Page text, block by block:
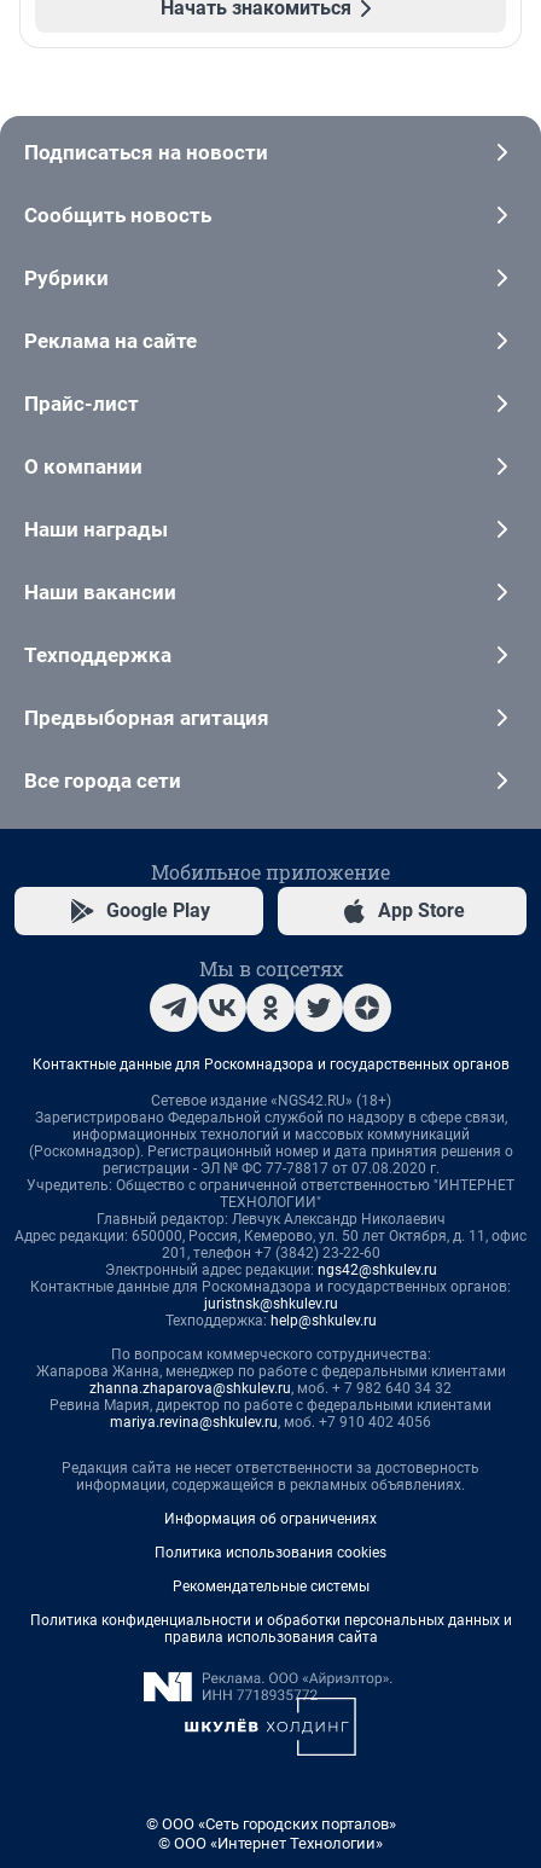
Начать знакомиться
Подписаться на новости
Сообщить новость
Рубрики
Реклама на сайте
Прайс-лист
О компании
Наши награды
Наши вакансии
Техподдержка
Предвыборная агитация
Все города сети
Мобильное приложение
Google Play App Store
Мы в соцсетях
Контактные данные для Роскомнадзора и государственных органов
Сетевое издание «NGS42.RU» (18+)
Зарегистрировано Федеральной службой по надзору в сфере связи,
информационных технологий и массовых коммуникаций
(Роскомнадзор). Регистрационный номер и дата принятия решения о
регистрации - ЭЛ № ФС 77-78817 от 07.08.2020 г.
Учредитель: Общество с ограниченной ответственностью "ИНТЕРНЕТ
ТЕХНОЛОГИИ"
Главный редактор: Левчук Александр Николаевич
Адрес редакции: 650000, Россия, Кемерово, ул. 50 лет Октября, д. 11, офис
201, телефон +7 (3842) 23-22-60
Электронный адрес редакции: ngs42@shkulev.ru
Контактные данные для Роскомнадзора и государственных органов:
juristnsk@shkulev.ru
Техподдержка: help@shkulev.ru
По вопросам коммерческого сотрудничества:
Жапарова Жанна, менеджер по работе с федеральными клиентами
zhanna.zhaparova@shkulev.ru, моб. + 7 982 640 34 32
Ревина Мария, директор по работе с федеральными клиентами
mariya.revina@shkulev.ru, моб. +7 910 402 4056
Редакция сайта не несет ответственности за достоверность
информации, содержащейся в рекламных объявлениях.
Информация об ограничениях
Политика использования cookies
Рекомендательные системы
Политика конфиденциальности и обработки персональных данных и
правила использования сайта
© ООО «Сеть городских порталов»
© ООО «Интернет Технологии»